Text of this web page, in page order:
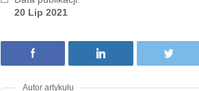
20 Lip 2021